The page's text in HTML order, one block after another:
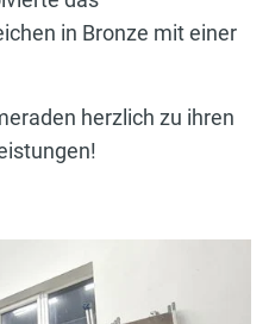
in Bronze mit einer
herzlich zu ihren